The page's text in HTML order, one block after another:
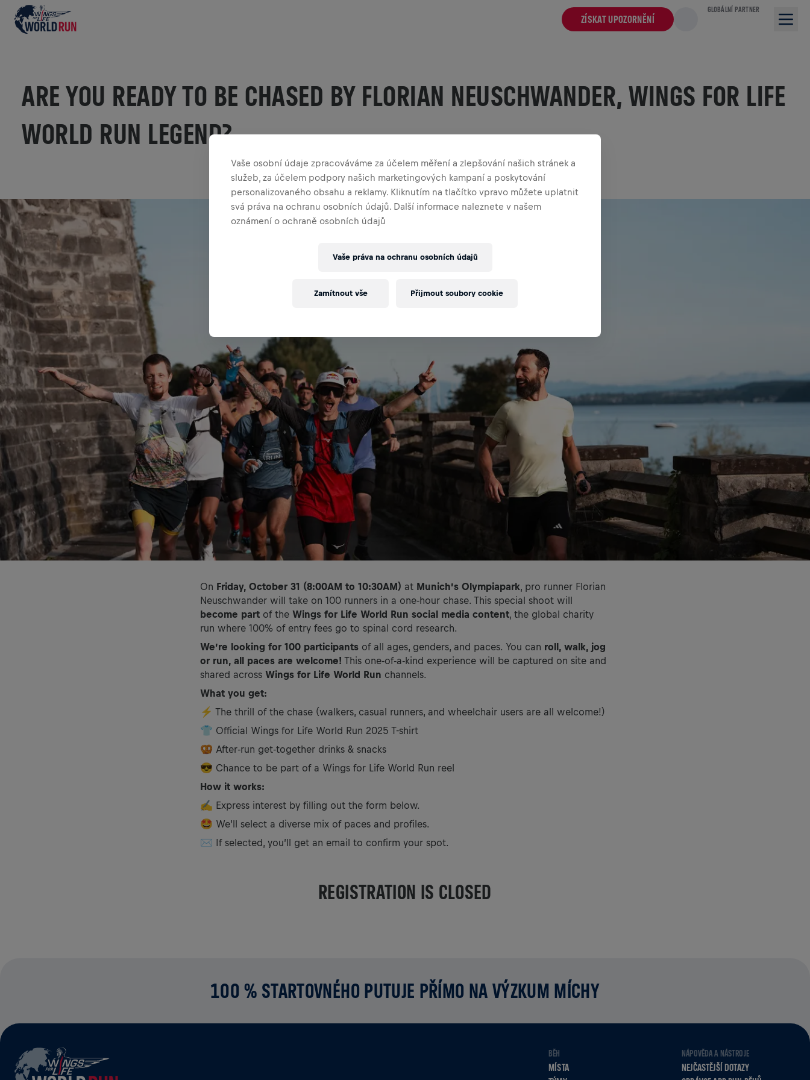
ZÍSKAT UPOZORNĚNÍ
GLOBÁLNÍ PARTNER
ARE YOU READY TO BE CHASED BY FLORIAN NEUSCHWANDER, WINGS FOR LIFE
WORLD RUN LEGEND?
On Friday, October 31 (8:00AM to 10:30AM) at Munich’s Olympiapark, pro runner Florian
Neuschwander will take on 100 runners in a one-hour chase. This special shoot will
become part of the Wings for Life World Run social media content, the global charity
run where 100% of entry fees go to spinal cord research.
We’re looking for 100 participants of all ages, genders, and paces. You can roll, walk, jog
or run, all paces are welcome! This one-of-a-kind experience will be captured on site and
shared across Wings for Life World Run channels.
What you get:
⚡ The thrill of the chase (walkers, casual runners, and wheelchair users are all welcome!)
👕 Official Wings for Life World Run 2025 T-shirt
🥨 After-run get-together drinks & snacks
😎 Chance to be part of a Wings for Life World Run reel
How it works:
✍️ Express interest by filling out the form below.
🤩 We’ll select a diverse mix of paces and profiles.
✉️ If selected, you’ll get an email to confirm your spot.
REGISTRATION IS CLOSED
100 % STARTOVNÉHO PUTUJE PŘÍMO NA VÝZKUM MÍCHY
BĚH
MÍSTA
NÁPOVĚDA A NÁSTROJE
NEJČASTĚJŠÍ DOTAZY
Vaše osobní údaje zpracováváme za účelem měření a zlepšování našich stránek a
služeb, za účelem podpory našich marketingových kampaní a poskytování
personalizovaného obsahu a reklamy. Kliknutím na tlačítko vpravo můžete uplatnit
svá práva na ochranu osobních údajů. Další informace naleznete v našem
oznámení o ochraně osobních údajů
Vaše práva na ochranu osobních údajů
Zamítnout vše Přijmout soubory cookie